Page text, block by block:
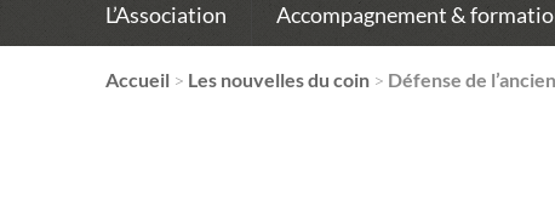
L’Association Accompagnement &
Accueil > Les nouvelles du coin > Défense de